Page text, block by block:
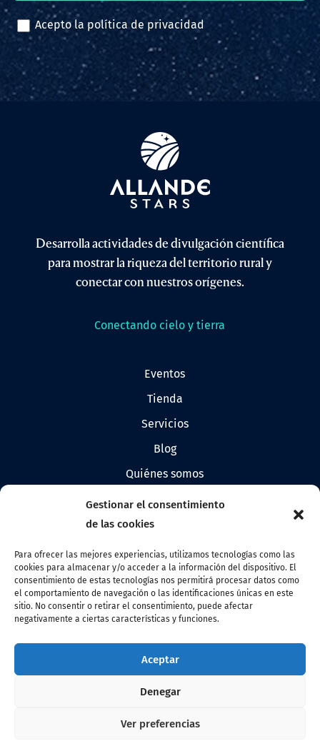
Gestionar el consentimiento
de las cookies
Para ofrecer las mejores experiencias, utilizamos tecnologías como las
cookies para almacenar y/o acceder a la información del dispositivo. El
consentimiento de estas tecnologías nos permitirá procesar datos como
el comportamiento de navegación o las identificaciones únicas en este
sitio. No consentir o retirar el consentimiento, puede afectar
negativamente a ciertas características y funciones.
Aceptar
Denegar
Ver preferencias
Acepto la política de privacidad
Desarrolla actividades de divulgación científica
para mostrar la riqueza del territorio rural y
conectar con nuestros orígenes.
Conectando cielo y tierra
eventos
tienda
servicios
blog
quiénes somos
logos de allandestars
Contacto
info@allandestars.com
Facebook
Instagram
Linkedin